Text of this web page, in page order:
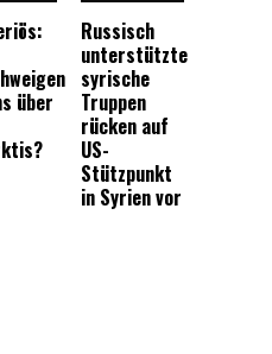
über
Russisch
unterstützte
syrische
Truppen
rücken auf
US-
Stützpunkt
in Syrien vor